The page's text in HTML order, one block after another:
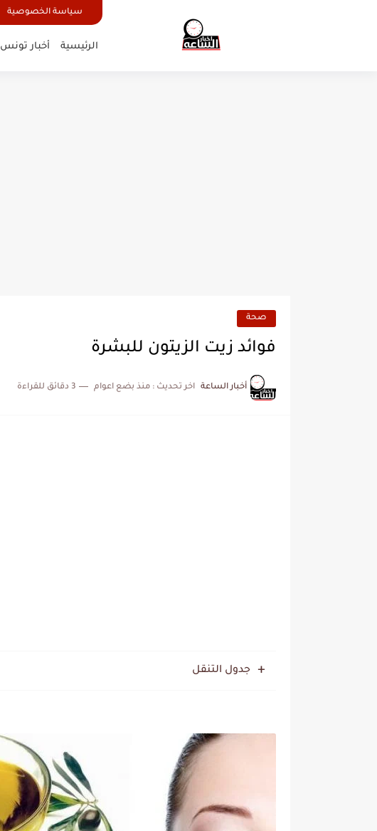
سياسة الخصوصية
الرئيسية أخبار تونس
صحة
فوائد زيت الزيتون للبشرة
أخبار الساعة اخر تحديث : منذ بضع اعوام 3 دقائق للقراءة
جدول التنقل